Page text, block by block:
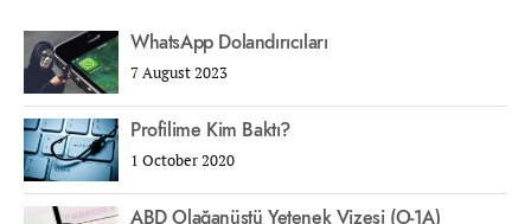
WhatsApp Dolandırıcıları
7 August 2023
Profilime Kim Baktı?
1 October 2020
ABD Olağanüstü Yetenek Vizesi (O-1A)